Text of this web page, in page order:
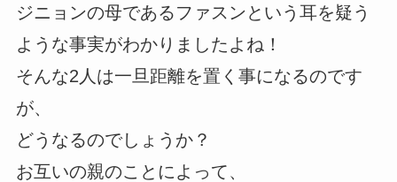
ジニョンの母であるファスンという耳を疑う
ような事実がわかりましたよね！
そんな2人は一旦距離を置く事になるのです
が、
どうなるのでしょうか？
お互いの親のことによって、